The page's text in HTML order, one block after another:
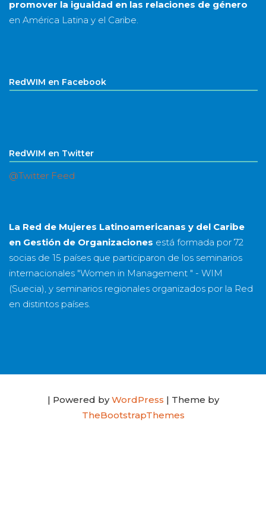
promover la igualdad en las relaciones de género
en América Latina y el Caribe.
RedWIM en Facebook
RedWIM en Twitter
@Twitter Feed
La Red de Mujeres Latinoamericanas y del Caribe
en Gestión de Organizaciones está formada por 72
socias de 15 países que participaron de los seminarios
internacionales "Women in Management " - WIM
(Suecia), y seminarios regionales organizados por la Red
en distintos países.
| Powered byWordPress | Theme by
TheBootstrapThemes